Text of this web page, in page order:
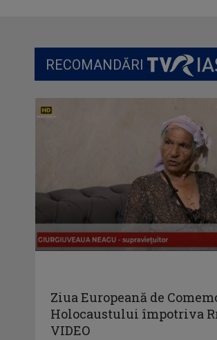
RECOMANDĂRI
Ziua Europeană de
Holocaustului împotriva
VIDEO